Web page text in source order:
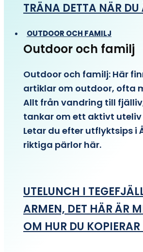
TRÄNA DETTA NÄR DU
OUTDOOR OCH FAMILJ
Outdoor och familj
Outdoor och familj: Här
artiklar om outdoor, ofta
Allt från vandring till
tankar om ett aktivt
Letar du efter utflyktsips i
riktiga pärlor här.
UTELUNCH I
ARMEN, DET HÄR ÄR
OM HUR DU